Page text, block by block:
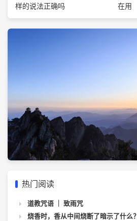
样的说法正确吗
在用
热门阅读
道教咒语 ｜ 致雨咒
烧香时，香从中间烧断了暗示了什么？